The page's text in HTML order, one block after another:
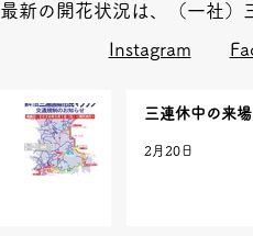
最新の開花状況は、（一社）
Instagram
三連休中の来
2月20日